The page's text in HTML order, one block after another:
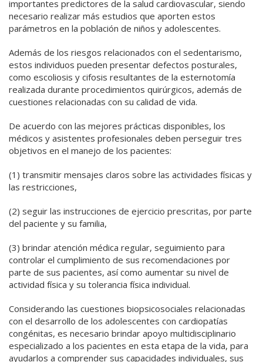
importantes predictores de la salud cardiovascular, siendo
necesario realizar más estudios que aporten estos
parámetros en la población de niños y adolescentes.
Además de los riesgos relacionados con el sedentarismo,
estos individuos pueden presentar defectos posturales,
como escoliosis y cifosis resultantes de la esternotomía
realizada durante procedimientos quirúrgicos, además de
cuestiones relacionadas con su calidad de vida.
De acuerdo con las mejores prácticas disponibles, los
médicos y asistentes profesionales deben perseguir tres
objetivos en el manejo de los pacientes:
(1) transmitir mensajes claros sobre las actividades físicas y
las restricciones,
(2) seguir las instrucciones de ejercicio prescritas, por parte
del paciente y su familia,
(3) brindar atención médica regular, seguimiento para
controlar el cumplimiento de sus recomendaciones por
parte de sus pacientes, así como aumentar su nivel de
actividad física y su tolerancia física individual.
Considerando las cuestiones biopsicosociales relacionadas
con el desarrollo de los adolescentes con cardiopatías
congénitas, es necesario brindar apoyo multidisciplinario
especializado a los pacientes en esta etapa de la vida, para
ayudarlos a comprender sus capacidades individuales, sus